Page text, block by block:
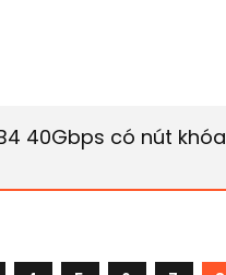
40Gbps có nút khóa